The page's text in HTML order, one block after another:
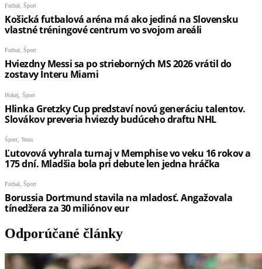
Odporúčané články